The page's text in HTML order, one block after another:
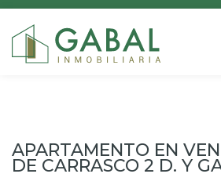
APARTAMENTO EN
DE CARRASCO 2 D. Y